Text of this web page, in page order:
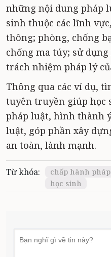
những nội dung pháp
sinh thuộc các lĩnh
thông; phòng, chống
chống ma túy; sử
trách nhiệm pháp lý
Thông qua các ví dụ,
tuyên truyền giúp học
pháp luật, hình thành
luật, góp phần xây
an toàn, lành mạnh.
Từ khóa: chấp hành
học sinh